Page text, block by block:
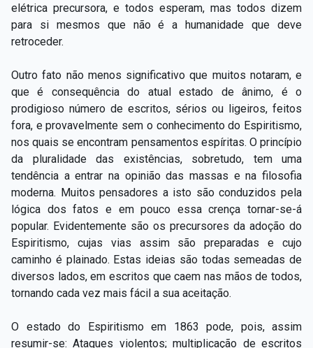
elétrica precursora, e todos esperam, mas todos dizem
para si mesmos que não é a humanidade que deve
retroceder.
Outro fato não menos significativo que muitos notaram, e
que é consequência do atual estado de ânimo, é o
prodigioso número de escritos, sérios ou ligeiros, feitos
fora, e provavelmente sem o conhecimento do Espiritismo,
nos quais se encontram pensamentos espíritas. O princípio
da pluralidade das existências, sobretudo, tem uma
tendência a entrar na opinião das massas e na filosofia
moderna. Muitos pensadores a isto são conduzidos pela
lógica dos fatos e em pouco essa crença tornar-se-á
popular. Evidentemente são os precursores da adoção do
Espiritismo, cujas vias assim são preparadas e cujo
caminho é plainado. Estas ideias são todas semeadas de
diversos lados, em escritos que caem nas mãos de todos,
tornando cada vez mais fácil a sua aceitação.
O estado do Espiritismo em 1863 pode, pois, assim
resumir-se: Ataques violentos; multiplicação de escritos